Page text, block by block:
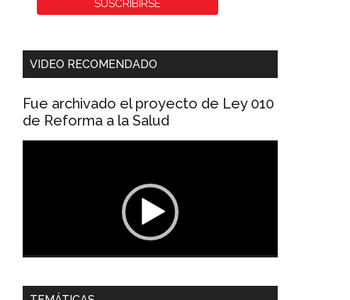
VIDEO RECOMENDADO
Fue archivado el proyecto de Ley 010
de Reforma a la Salud
Dra. Carolina Corcho Mejía,